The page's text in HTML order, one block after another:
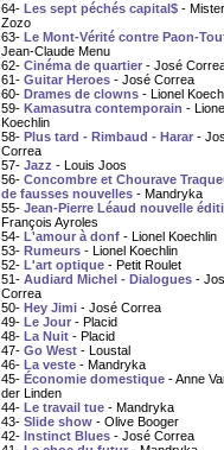
64- Les sept péchés capital$ - Mister
Zozo
63- Le Mont-Vérité contre Paon-
Jean-Claude Menu
62- Cinéma de quartier - José
61- Guitar Heroes - José Correa
60- Drames de clowns - Lionel
59- Kamasutra contemporain -
Koechlin
58- Plus tard - Rimbaud - Harar -
Correa
57- Jazz - Louis Joos
56- Concombre et Chourave
de fausses nouvelles - Mandryka
55- Jean-Pierre Léaud nouvelle
François Ayroles
54- L'amour à donf - Lionel Koechlin
53- Rumeurs - Lionel Koechlin
52- L'art optique - Petit Roulet
51- Audiard Michel - Dialogues -
Correa
50- Hey Jimi - José Correa
49- Le Jour - Placid
48- La Nuit - Placid
47- Go West - Loustal
46- La veste - Mandryka
45- Économie domestique - Anne
der Linden
44- Le travail tue - Mandryka
43- Slide show - Olive Booger
42- Instinct Blues - José Correa